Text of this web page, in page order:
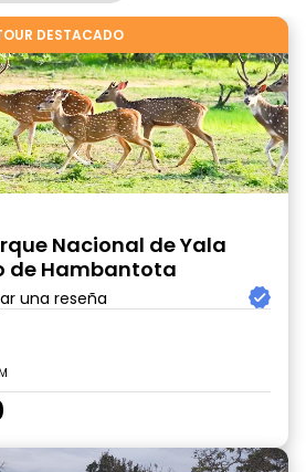
DESTACADO
Nacional de Yala
de Hambantota
una reseña